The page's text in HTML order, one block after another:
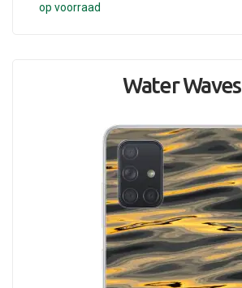
op voorraad
Water Waves